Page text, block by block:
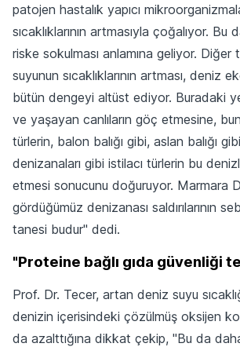
patojen hastalık yapıcı
sıcaklıklarının artmasıyla çoğalıyor. Bu
riske sokulması anlamına geliyor.
suyunun sıcaklıklarının artması, deniz
bütün dengeyi altüst ediyor. Buradaki
ve yaşayan canlıların göç etmesine,
türlerin, balon balığı gibi, aslan balığı
denizanaları gibi istilacı türlerin bu
etmesi sonucunu doğuruyor. Marmara
gördüğümüz denizanası saldırılarının
tanesi budur" dedi.
"Proteine bağlı gıda güvenliği
Prof. Dr. Tecer, artan deniz suyu
denizin içerisindeki çözülmüş oksijen
da azalttığına dikkat çekip, "Bu da